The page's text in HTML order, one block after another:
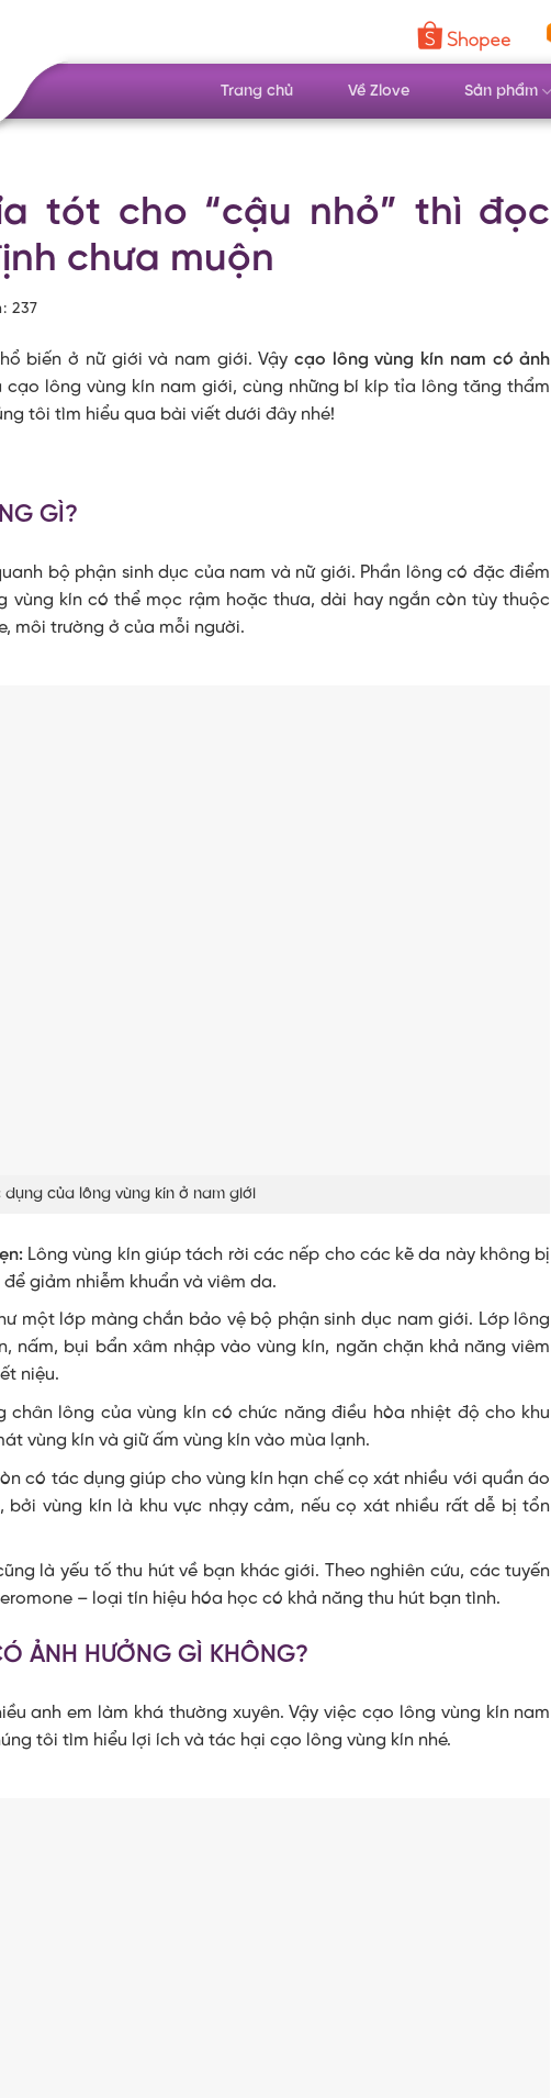
Trang chủ Về Zlove Sản phẩm
tót cho “cậu nhỏ” thì đọc
chưa muộn
237
biến ở nữ giới và nam giới. Vậycạo lông vùng kín nam có ảnh
cạo lông vùng kín nam giới, cùng những bí kíp tỉa lông tăng thẩm
tôi tìm hiểu qua bài viết dưới đây nhé!
GÌ?
bộ phận sinh dục của nam và nữ giới. Phần lông có đặc điểm
vùng kín có thể mọc rậm hoặc thưa, dài hay ngắn còn tùy thuộc
môi trường ở của mỗi người.
dụng của lông vùng kín ở nam giới
Lông vùng kín giúp tách rời các nếp cho các kẽ da này không bị
giảm nhiễm khuẩn và viêm da.
một lớp màng chắn bảo vệ bộ phận sinh dục nam giới. Lớp lông
nấm, bụi bẩn xâm nhập vào vùng kín, ngăn chặn khả năng viêm
niệu.
chân lông của vùng kín có chức năng điều hòa nhiệt độ cho khu
vùng kín và giữ ấm vùng kín vào mùa lạnh.
có tác dụng giúp cho vùng kín hạn chế cọ xát nhiều với quần áo
bởi vùng kín là khu vực nhạy cảm, nếu cọ xát nhiều rất dễ bị tổn
là yếu tố thu hút về bạn khác giới. Theo nghiên cứu, các tuyến
– loại tín hiệu hóa học có khả năng thu hút bạn tình.
ẢNH HƯỞNG GÌ KHÔNG?
anh em làm khá thường xuyên. Vậy việc cạo lông vùng kín nam
tôi tìm hiểu lợi ích và tác hại cạo lông vùng kín nhé.